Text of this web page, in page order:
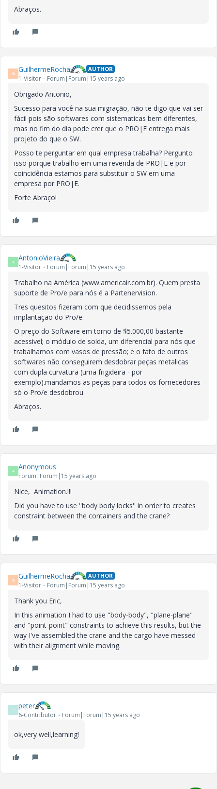
e
o
Abraços.
G GuilhermeRocha AUTHOR
1-Visitor Forum|Forum|15 years ago
Obrigado Antonio,
Sucesso para você na sua migração, não te digo que vai ser
fácil pois são softwares com sistematicas bem diferentes,
mas no fim do dia pode crer que o PRO|E entrega mais
projeto do que o SW.
Posso te perguntar em qual empresa trabalha? Pergunto
isso porque trabalho em uma revenda de PRO|E e por
coincidência estamos para substituir o SW em uma
empresa por PRO|E.
Forte Abraço!
A AntonioVieira
1-Visitor Forum|Forum|15 years ago
Trabalho na América (www.americair.com.br). Quem presta
suporte de Pro/e para nós é a Partenervision.
Tres quesitos fizeram com que decidissemos pela
implantação do Pro/e:
O preço do Software em torno de $5.000,00 bastante
acessivel; o módulo de solda, um diferencial para nós que
trabalhamos com vasos de pressão; e o fato de outros
softwares não conseguirem desdobrar peças metalicas
com dupla curvatura (uma frigideira - por
exemplo).mandamos as peças para todos os fornecedores
só o Pro/e desdobrou.
Abraços.
A Anonymous
Forum|Forum|15 years ago
Nice, Animation.!!!
Did you have to use ''body body locks'' in order to creates
constraint between the containers and the crane?
G GuilhermeRocha AUTHOR
1-Visitor Forum|Forum|15 years ago
Thank you Eric,
In this animation I had to use "body-body", "plane-plane"
and "point-point" constraints to achieve this results, but the
way I've assembled the crane and the cargo have messed
with their alignment while moving.
P peter
6-Contributor Forum|Forum|15 years ago
ok,very well,learning!